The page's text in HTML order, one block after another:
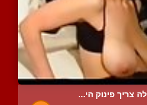
צריך פינוק הי...